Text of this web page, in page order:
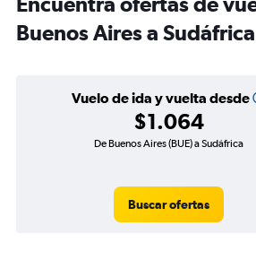
Buenos Aires a Sudáfrica
Vuelo de ida y vuelta desde
$1.064
De Buenos Aires (BUE) a Sudáfrica
Buscar ofertas